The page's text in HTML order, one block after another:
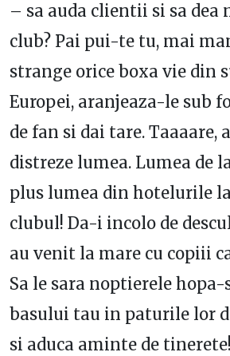
– sa auda clientii si sa dea
club? Pai pui-te tu, mai
strange orice boxa vie din
Europei, aranjeaza-le sub
de fan si dai tare. Taaaare,
distreze lumea. Lumea de
plus lumea din hotelurile
clubul! Da-i incolo de
au venit la mare cu copiii
Sa le sara noptierele
basului tau in paturile lor
si aduca aminte de tinerete!